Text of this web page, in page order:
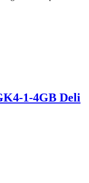
1-4GB Deli